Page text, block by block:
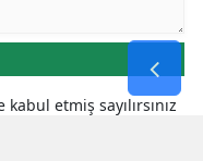
etmiş sayılırsınız